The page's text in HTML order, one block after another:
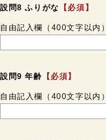
設問8 ふりがな 【必須】
自由記入欄（400文字以内）
設問9 年齢 【必須】
自由記入欄（400文字以内）